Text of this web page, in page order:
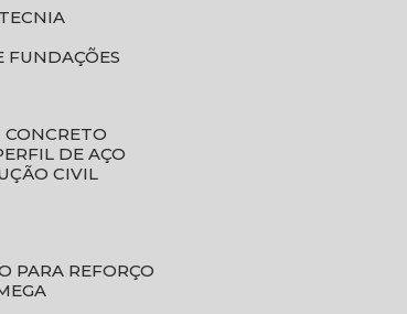
FUNDAÇÕES
CONCRETO
DE AÇO
CIVIL
PARA REFORÇO